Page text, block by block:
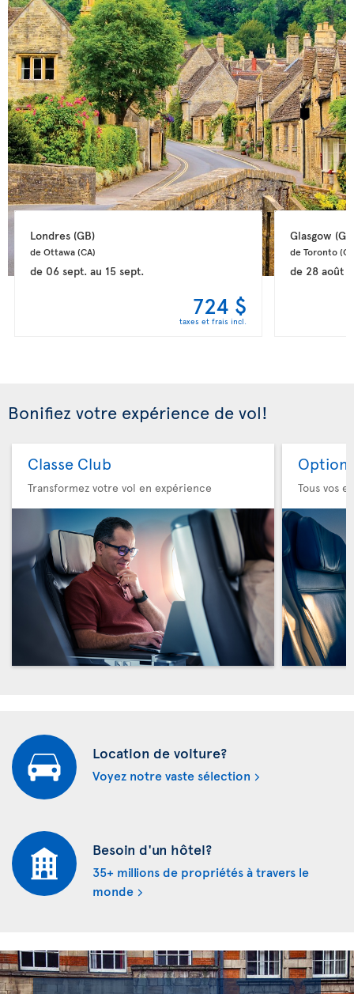
Londres (GB)
de Ottawa (CA)
de 06 sept.au 15 sept.
724 $
taxes et frais incl.
Glasgow
de Toronto
de 28 août
Bonifiez votre expérience de vol!
Classe Club
Transformez votre vol en expérience
Option
Tous vos
Location de voiture?
Voyez notre vaste sélection
Besoin d'un hôtel?
35+ millions de propriétés à travers le
monde